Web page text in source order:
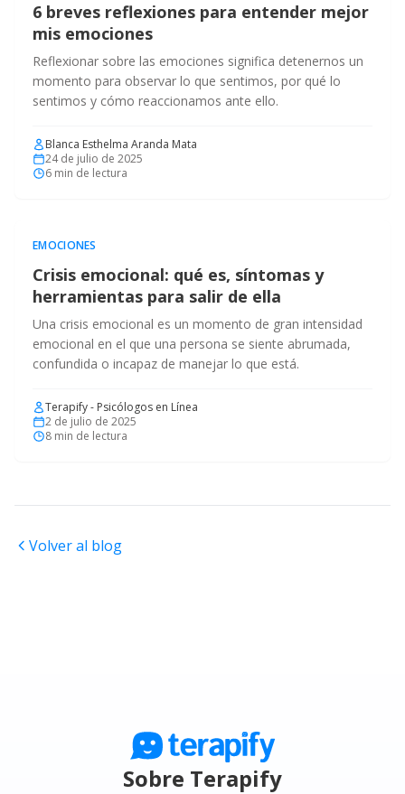
6 breves reflexiones para entender mejor
mis emociones
Reflexionar sobre las emociones significa detenernos un
momento para observar lo que sentimos, por qué lo
sentimos y cómo reaccionamos ante ello.
Blanca Esthelma Aranda Mata
24 de julio de 2025
6 min de lectura
EMOCIONES
Crisis emocional: qué es, síntomas y
herramientas para salir de ella
Una crisis emocional es un momento de gran intensidad
emocional en el que una persona se siente abrumada,
confundida o incapaz de manejar lo que está.
Terapify - Psicólogos en Línea
2 de julio de 2025
8 min de lectura
Volver al blog
Sobre Terapify